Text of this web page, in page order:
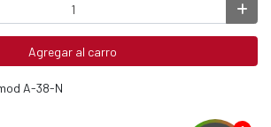
Agregar al carro
A-38-N